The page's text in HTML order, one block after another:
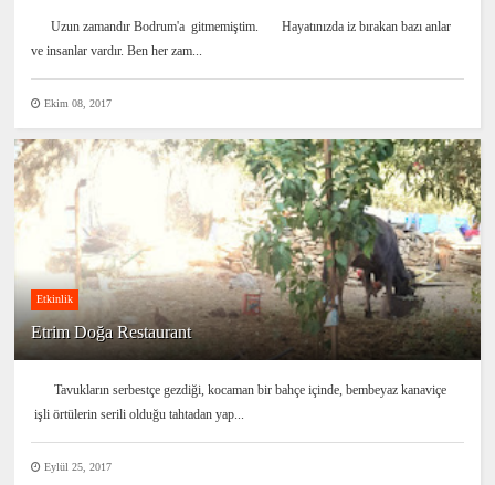
Uzun zamandır Bodrum'a gitmemiştim. Hayatınızda iz bırakan bazı anlar
ve insanlar vardır. Ben her zam...
Ekim 08, 2017
Etkinlik
Etrim Doğa Restaurant
Tavukların serbestçe gezdiği, kocaman bir bahçe içinde, bembeyaz kanaviçe
işli örtülerin serili olduğu tahtadan yap...
Eylül 25, 2017